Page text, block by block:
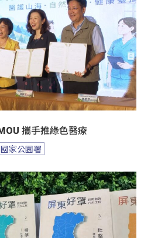
攜手推綠色醫療
國家公園署